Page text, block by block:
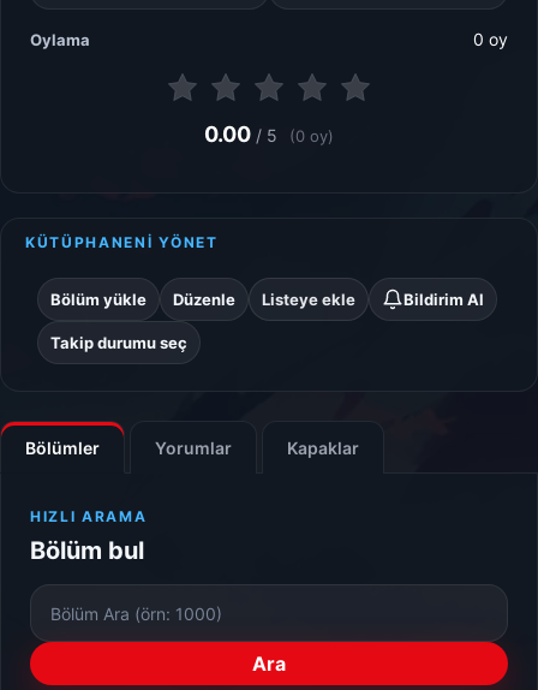
KÜTÜPHANENİ YÖNET
Bölüm yükle Düzenle Listeye ekle Bildirim Al
Takip durumu seç
Bölümler Yorumlar Kapaklar
HIZLI ARAMA
Bölüm bul
Bölüm
Numarası
Ara
Oylama 0 oy
0.00 / 5 (0 oy)